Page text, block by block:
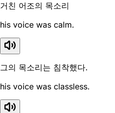
거친 어조의 목소리
his voice was calm.
그의 목소리는 침착했다.
his voice was classless.